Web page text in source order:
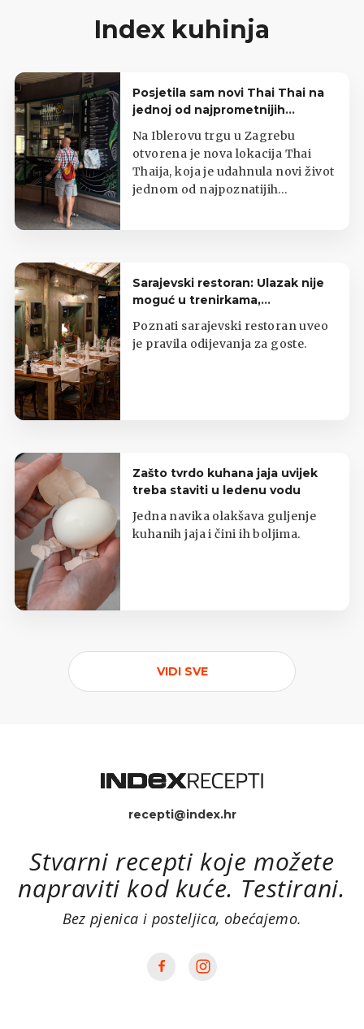
Index kuhinja
Posjetila sam novi Thai Thai na
jednoj od najprometnijih
zagrebačkih lokacija
Na Iblerovu trgu u Zagrebu
otvorena je nova lokacija Thai
Thaija, koja je udahnula novi život
jednom od najpoznatijih
Sarajevski restoran: Ulazak nije
moguć u trenirkama,
potkošuljama i japankama
Poznati sarajevski restoran uveo
je pravila odijevanja za goste.
Zašto tvrdo kuhana jaja uvijek
treba staviti u ledenu vodu
Jedna navika olakšava guljenje
kuhanih jaja i čini ih boljima.
VIDI SVE
recepti@index.hr
Stvarni recepti koje možete
napraviti kod kuće. Testirani.
Bez pjenica i posteljica, obećajemo.